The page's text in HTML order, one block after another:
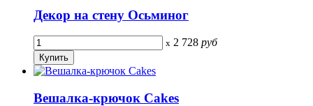
Декор на стену Осьминог
x 2 728 руб
Вешалка-крючок Cakes